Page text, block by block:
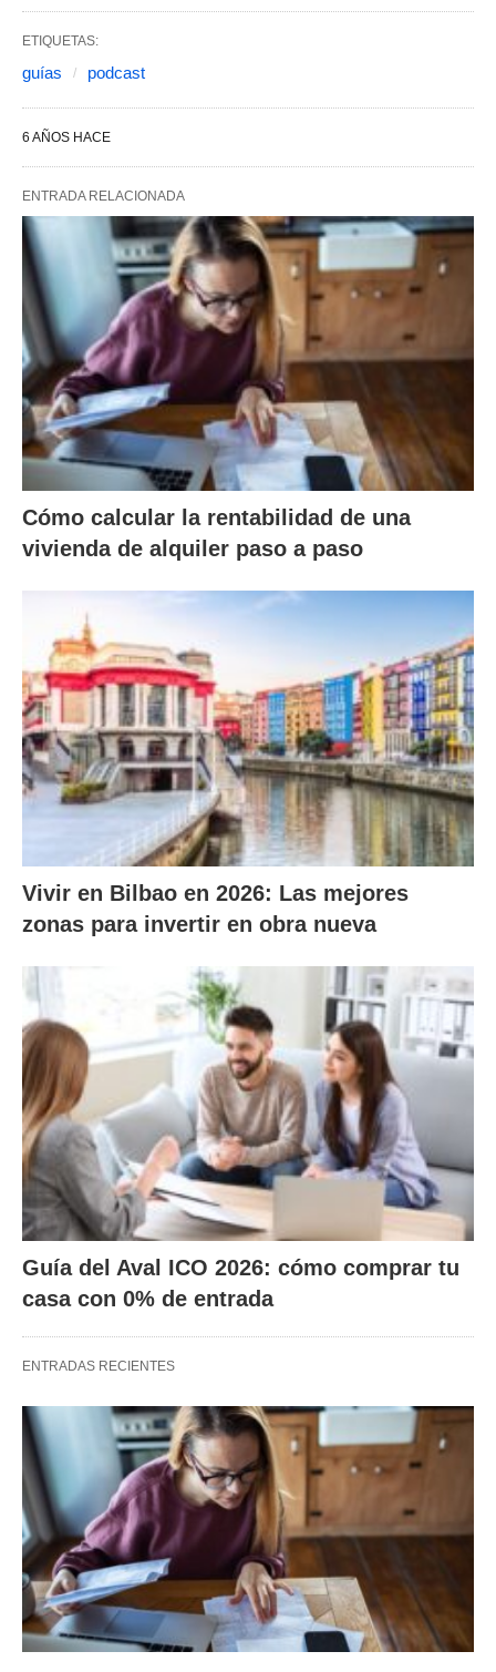
ETIQUETAS:
guías podcast
6 AÑOS HACE
ENTRADA RELACIONADA
Cómo calcular la rentabilidad de una
vivienda de alquiler paso a paso
Vivir en Bilbao en 2026: Las mejores
zonas para invertir en obra nueva
Guía del Aval ICO 2026: cómo comprar tu
casa con 0% de entrada
ENTRADAS RECIENTES